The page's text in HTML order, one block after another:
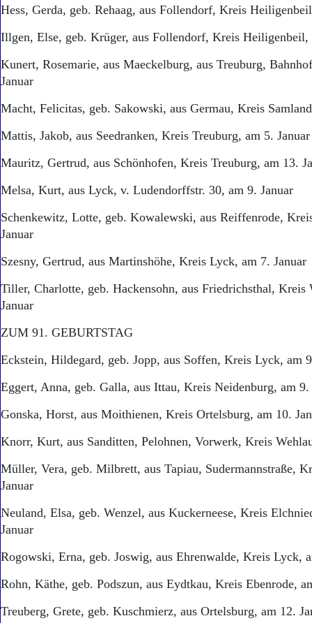
Hess, Gerda, geb. Rehaag, aus Follendorf, Kreis
Illgen, Else, geb. Krüger, aus Follendorf, Kreis Heiligenbeil,
Kunert, Rosemarie, aus Maeckelburg, aus Treuburg,
Januar
Macht, Felicitas, geb. Sakowski, aus Germau, Kreis
Mattis, Jakob, aus Seedranken, Kreis Treuburg, am 5. Januar
Mauritz, Gertrud, aus Schönhofen, Kreis Treuburg, am 13.
Melsa, Kurt, aus Lyck, v. Ludendorffstr. 30, am 9. Januar
Schenkewitz, Lotte, geb. Kowalewski, aus Reiffenrode,
Januar
Szesny, Gertrud, aus Martinshöhe, Kreis Lyck, am 7. Januar
Tiller, Charlotte, geb. Hackensohn, aus Friedrichsthal, Kreis
Januar
ZUM 91. GEBURTSTAG
Eckstein, Hildegard, geb. Jopp, aus Soffen, Kreis Lyck, am
Eggert, Anna, geb. Galla, aus Ittau, Kreis Neidenburg, am 9.
Gonska, Horst, aus Moithienen, Kreis Ortelsburg, am 10.
Knorr, Kurt, aus Sanditten, Pelohnen, Vorwerk, Kreis
Müller, Vera, geb. Milbrett, aus Tapiau, Sudermannstraße,
Januar
Neuland, Elsa, geb. Wenzel, aus Kuckerneese, Kreis
Januar
Rogowski, Erna, geb. Joswig, aus Ehrenwalde, Kreis Lyck,
Rohn, Käthe, geb. Podszun, aus Eydtkau, Kreis Ebenrode,
Treuberg, Grete, geb. Kuschmierz, aus Ortelsburg, am 12.